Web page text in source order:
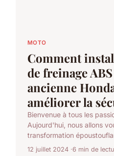
MOTO
Comment
de freinage
ancienne
améliorer la
Bienvenue à tous les
Aujourd'hui, nous allons
transformation
12 juillet 2024 6 min de